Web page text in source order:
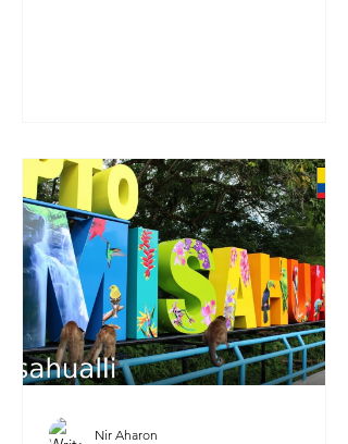
Nir Aharon